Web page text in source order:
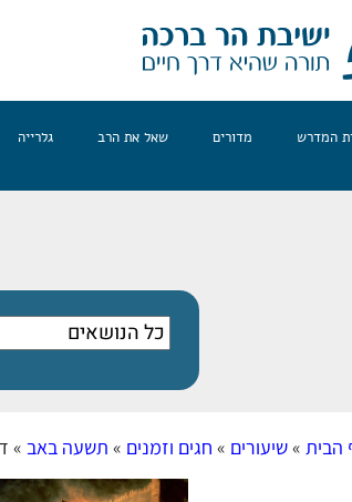
המדרש מדורים שאל את הרב גלרייה
הבית »שיעורים » חגים וזמנים » תשעה באב »